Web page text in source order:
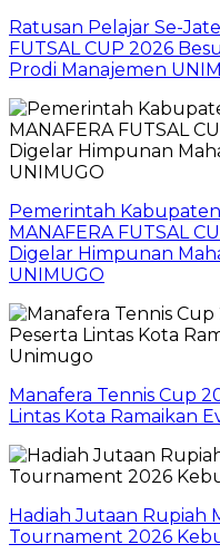
Ratusan Pelajar Se-
FUTSAL CUP 2026
Prodi Manajemen
Pemerintah
MANAFERA FUTSAL
Digelar Himpunan
UNIMUGO
Manafera Tennis Cup
Lintas Kota Ramaikan
Hadiah Jutaan Rupiah
Tournament 2026